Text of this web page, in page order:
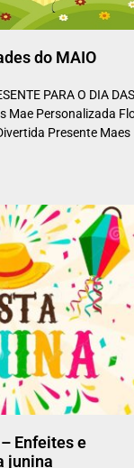
do MAIO
PARA O DIA DAS
Mae Personalizada
Presente Maes
Enfeites e
junina